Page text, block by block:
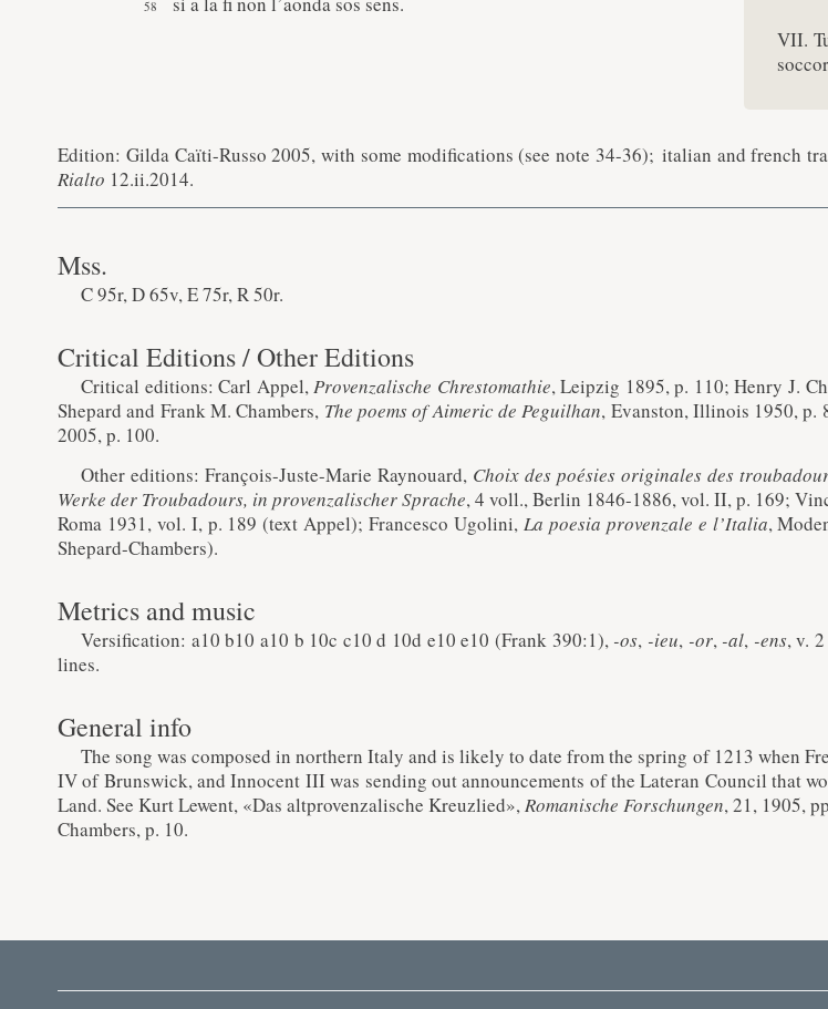
VII.
Edition: Gilda Caïti-Russo 2005, with some modifications (see note 34-36); italian and french
Rialto 12.ii.2014.
Mss.
C 95r, D 65v, E 75r, R 50r.
Critical Editions / Other Editions
Critical editions: Carl Appel,Provenzalische Chrestomathie, Leipzig 1895, p. 110; Henry J.
Shepard and Frank M. Chambers, The poems of Aimeric de Peguilhan, Evanston, Illinois 1950, p.
2005, p. 100.
Other editions: François-Juste-Marie Raynouard, Choix des poésies originales des
Werke der Troubadours, in provenzalischer Sprache, 4 voll., Berlin 1846-1886, vol. II, p. 169;
Roma 1931, vol. I, p. 189 (text Appel); Francesco Ugolini, La poesia provenzale e l’Italia,
Shepard-Chambers).
Metrics and music
Versification: a10 b10 a10 b 10c c10 d 10d e10 e10 (Frank 390:1), -os, -ieu, -or, -al, -ens, v.
lines.
General info
The song was composed in northern Italy and is likely to date from the spring of 1213 when
IV of Brunswick, and Innocent III was sending out announcements of the Lateran Council that
Land. See Kurt Lewent, «Das altprovenzalische Kreuzlied»,Romanische Forschungen, 21, 1905,
Chambers, p. 10.